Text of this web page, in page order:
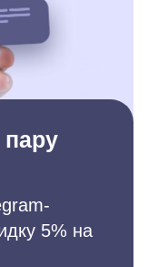
5% на